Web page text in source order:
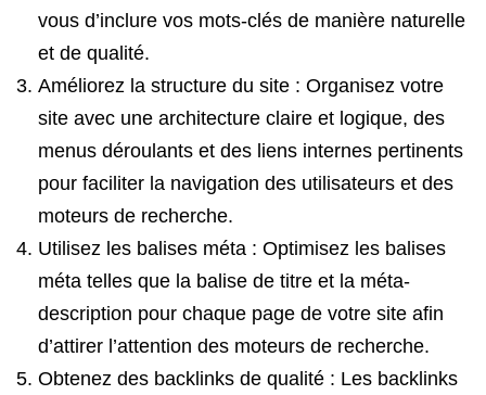
vous d’inclure vos mots-clés de manière naturelle
et de qualité.
Améliorez la structure du site : Organisez votre
site avec une architecture claire et logique, des
menus déroulants et des liens internes pertinents
pour faciliter la navigation des utilisateurs et des
moteurs de recherche.
Utilisez les balises méta : Optimisez les balises
méta telles que la balise de titre et la méta-
description pour chaque page de votre site afin
d’attirer l’attention des moteurs de recherche.
Obtenez des backlinks de qualité : Les backlinks